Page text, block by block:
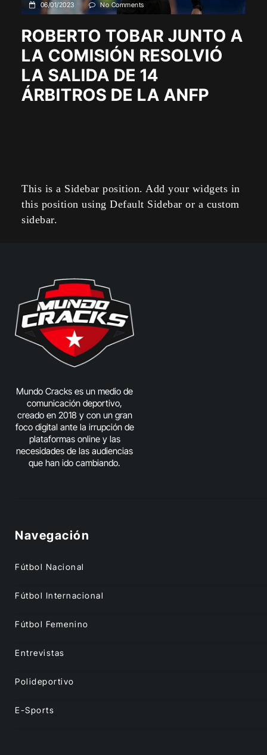
06/01/2023 No Comments
ROBERTO TOBAR JUNTO A
LA COMISIÓN RESOLVIÓ
LA SALIDA DE 14
ÁRBITROS DE LA ANFP
This is a Sidebar position. Add your widgets in
this position using Default Sidebar or a custom
sidebar.
Mundo Cracks es un medio de
comunicación deportivo,
creado en 2018 y con un gran
foco digital ante la irrupción de
plataformas online y las
necesidades de las audiencias
que han ido cambiando.
Navegación
Fútbol Nacional
Fútbol Internacional
Fútbol Femenino
Entrevistas
Polideportivo
E-Sports